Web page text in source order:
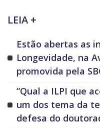
LEIA +
Estão abertas as
Longevidade, na
promovida pela
“Qual a ILPI que
um dos tema da
defesa do